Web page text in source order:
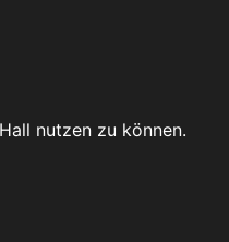
nutzen zu können.